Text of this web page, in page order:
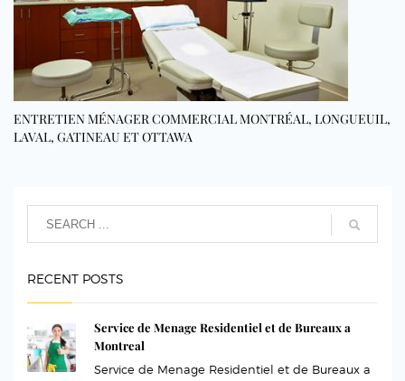
ENTRETIEN MÉNAGER COMMERCIAL MONTRÉAL, LONGUEUIL,
LAVAL, GATINEAU ET OTTAWA
RECENT POSTS
Service de Menage Residentiel et de Bureaux a
Montreal
Service de Menage Residentiel et de Bureaux a